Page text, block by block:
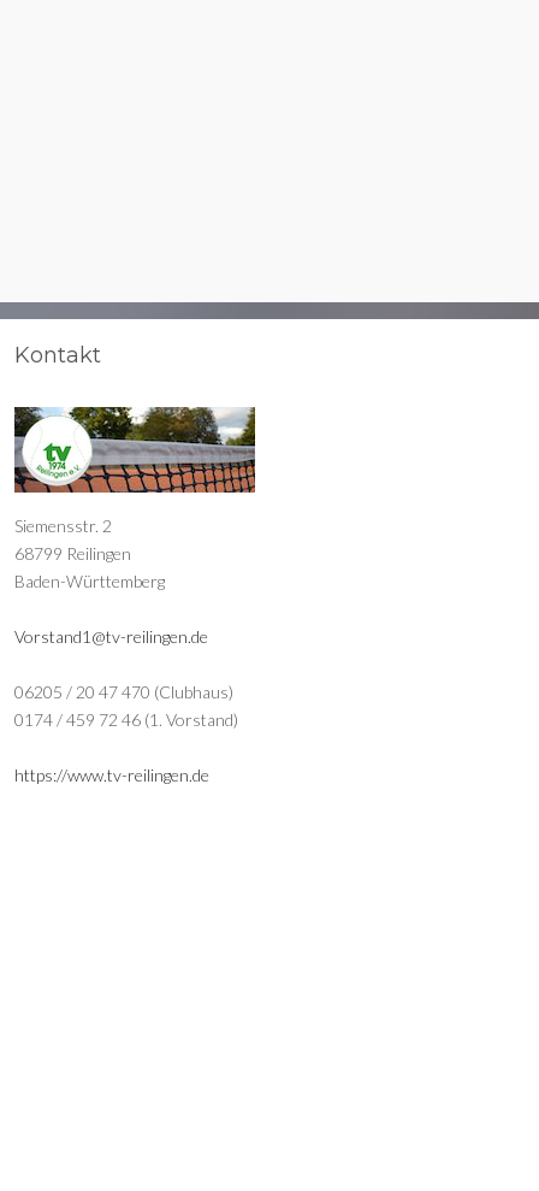
Kontakt
Siemensstr. 2
68799 Reilingen
Baden-Württemberg
Vorstand1@tv-reilingen.de
06205 / 20 47 470 (Clubhaus)
0174 / 459 72 46 (1. Vorstand)
https://www.tv-reilingen.de